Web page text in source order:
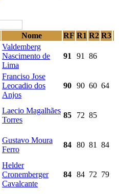
Nome RF R1 R2 R3
Valdemberg
Nascimento de
Lima
91 91 86
Franciso Jose
Leocadio dos
Anjos
90 90 60 64
Laecio Magalhães
Torres
85 72 85
Gustavo Moura
Ferro
84 80 81 84
Helder
Cronemberger
Cavalcante
84 84 72 79